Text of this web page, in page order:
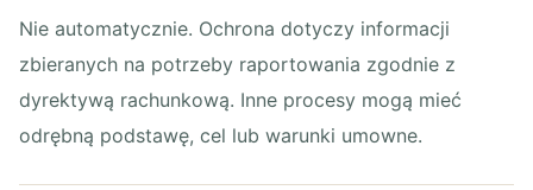
Nie automatycznie. Ochrona dotyczy informacji
zbieranych na potrzeby raportowania zgodnie z
dyrektywą rachunkową. Inne procesy mogą mieć
odrębną podstawę, cel lub warunki umowne.